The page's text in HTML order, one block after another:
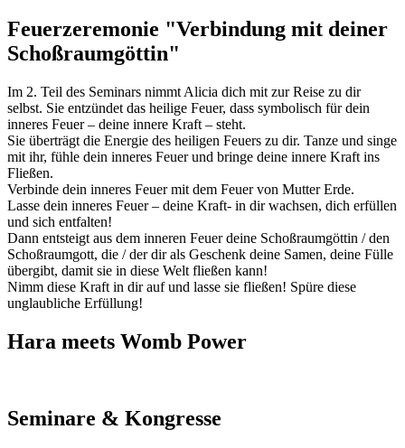
Feuerzeremonie "Verbindung mit deiner
Schoßraumgöttin"
Im 2. Teil des Seminars nimmt Alicia dich mit zur Reise zu dir
selbst. Sie entzündet das heilige Feuer, dass symbolisch für dein
inneres Feuer – deine innere Kraft – steht.
Sie überträgt die Energie des heiligen Feuers zu dir. Tanze und singe
mit ihr, fühle dein inneres Feuer und bringe deine innere Kraft ins
Fließen.
Verbinde dein inneres Feuer mit dem Feuer von Mutter Erde.
Lasse dein inneres Feuer – deine Kraft- in dir wachsen, dich erfüllen
und sich entfalten!
Dann entsteigt aus dem inneren Feuer deine Schoßraumgöttin / den
Schoßraumgott, die / der dir als Geschenk deine Samen, deine Fülle
übergibt, damit sie in diese Welt fließen kann!
Nimm diese Kraft in dir auf und lasse sie fließen! Spüre diese
unglaubliche Erfüllung!
Hara meets Womb Power
Seminare & Kongresse